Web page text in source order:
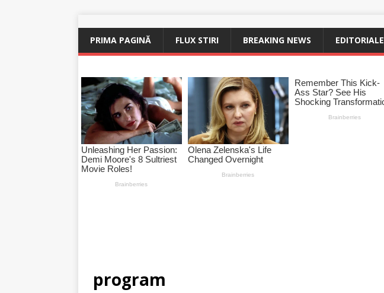
PRIMA PAGINĂ FLUX STIRI BREAKING NEWS EDITORIALE
program